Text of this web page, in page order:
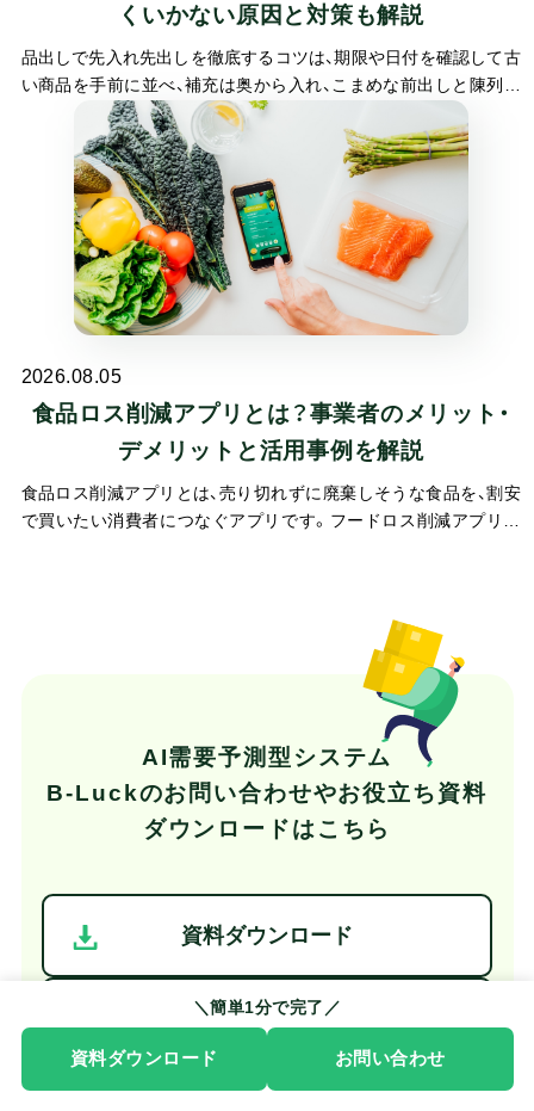
くいかない原因と対策も解説
品出しで先入れ先出しを徹底するコツは、期限や日付を確認して古
い商品を手前に並べ、補充は奥から入れ、こまめな前出しと陳列ル
ールで在庫を見える化することです。先入れ先出しとは、先に仕入
れた古い商品から先に売る在庫管理の基本ですが、日々の品出しで
徹底するのは意外とむずかしいものです。
2026.08.05
食品ロス削減アプリとは？事業者のメリット・
デメリットと活用事例を解説
食品ロス削減アプリとは、売り切れずに廃棄しそうな食品を、割安
で買いたい消費者につなぐアプリです。フードロス削減アプリと
AI需要予測型システム
B-Luckのお問い合わせやお役立ち資料
ダウンロードはこちら
資料ダウンロード
お問い合わせ
＼簡単1分で完了／
資料ダウンロード お問い合わせ